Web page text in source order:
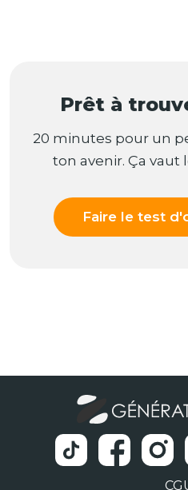
Prêt à
20 minutes pour un
ton avenir. Ça vaut
Faire le test